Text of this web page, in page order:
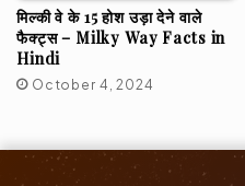
मिल्की वे के 15 होश उड़ा देने वाले
फैक्ट्स – Milky Way Facts in
Hindi
October 4, 2024